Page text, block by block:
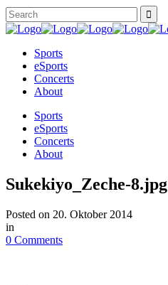
Sports
eSports
Concerts
About
Sports
eSports
Concerts
About
Sukekiyo_Zeche-8.jpg
Posted on 20. Oktober 2014
in
0 Comments